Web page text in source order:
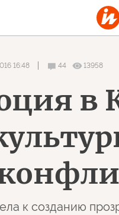
16:48 44 13958
в
к созданию